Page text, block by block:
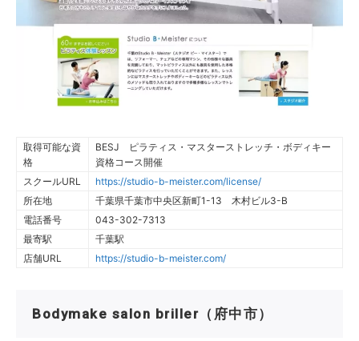
取得可能な資
格
BESJ ピラティス・マスターストレッチ・ボディキー
資格コース開催
スクールURL
https://studio-b-meister.com/license/
所在地
千葉県千葉市中央区新町1-13 木村ビル3-B
電話番号
043-302-7313
最寄駅
千葉駅
店舗URL
https://studio-b-meister.com/
Bodymake salon briller（府中市）